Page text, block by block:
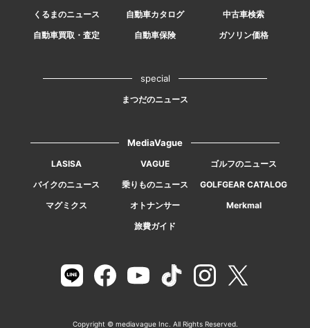
くるまのニュース 自動車カタログ
中古車検索
自動車買取・査定
自動車保険 ガソリン価格
special
まつだのニュース
MediaVague
LASISA VAGUE
ゴルフのニュース
バイクのニュース
乗りものニュース
GOLFGEAR CATALOG
マグミクス
オトナンサー
Merkmal
旅費ガイド
Copyright © mediavague Inc. All Rights Reserved.